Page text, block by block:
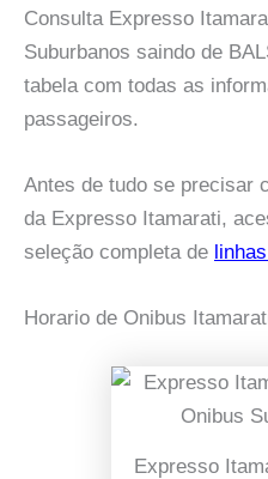
Consulta Expresso
Suburbanos saindo de
tabela com todas as
passageiros.
Antes de tudo se precisar
da Expresso Itamarati,
seleção completa de
Horario de Onibus
Expresso